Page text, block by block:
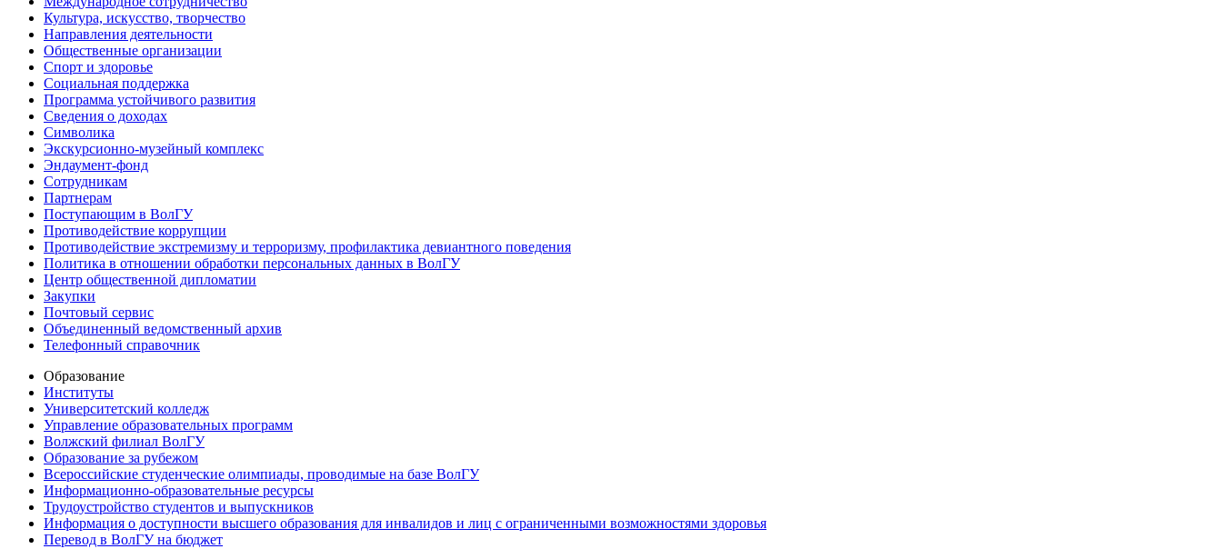
Культура, искусство, творчество
Направления деятельности
Общественные организации
Спорт и здоровье
Социальная поддержка
Программа устойчивого развития
Сведения о доходах
Символика
Экскурсионно-музейный комплекс
Эндаумент-фонд
Сотрудникам
Партнерам
Поступающим в ВолГУ
Противодействие коррупции
Противодействие экстремизму и терроризму, профилактика девиантного поведения
Политика в отношении обработки персональных данных в ВолГУ
Центр общественной дипломатии
Закупки
Почтовый сервис
Объединенный ведомственный архив
Телефонный справочник
Образование
Институты
Университетский колледж
Управление образовательных программ
Волжский филиал ВолГУ
Образование за рубежом
Всероссийские студенческие олимпиады, проводимые на базе ВолГУ
Информационно-образовательные ресурсы
Трудоустройство студентов и выпускников
Информация о доступности высшего образования для инвалидов и лиц с ограниченными возможностями здоровья
Перевод в ВолГУ на бюджет